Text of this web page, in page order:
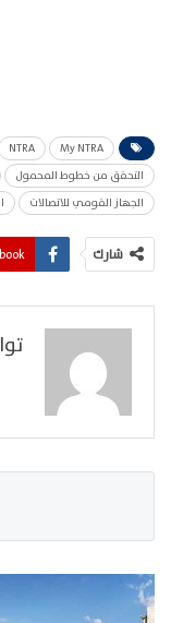
My NTRA
NTRA
التحقق من خطوط المحمول
الجهاز القومي للاتصالات
شارك